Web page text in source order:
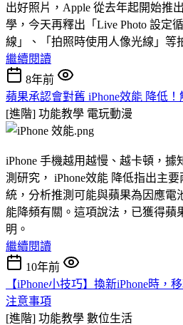
出好照片，Apple 從去年起開始推
學，今天再釋出「Live Photo 設定
線」、「拍照時使用人像光線」等
繼續閱讀
8年前
蘋果承認會對舊 iPhone效能 降低
[進階] 功能教學 電玩動漫
iPhone 手機越用越慢、越卡頓，據
測研究， iPhone效能 降低指出主
統，分析推測可能與蘋果為因應電
能降頻有關。這項說法，已獲得蘋
明。
繼續閱讀
10年前
【iPhone小技巧】換新iPhone時，
注意事項
[進階] 功能教學 數位生活